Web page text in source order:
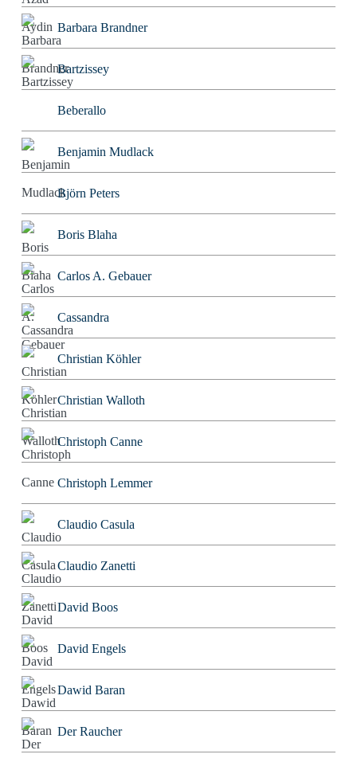
Barbara Brandner
Bartzissey
Beberallo
Benjamin Mudlack
Björn Peters
Boris Blaha
Carlos A. Gebauer
Cassandra
Christian Köhler
Christian Walloth
Christoph Canne
Christoph Lemmer
Claudio Casula
Claudio Zanetti
David Boos
David Engels
Dawid Baran
Der Raucher